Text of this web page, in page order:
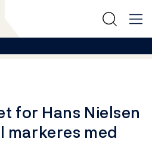
for Hans Nielsen
markeres med